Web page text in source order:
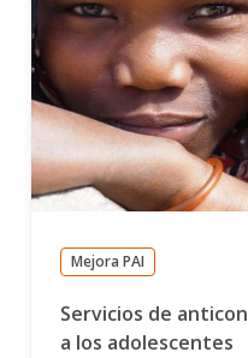
Mejora PAI
Servicios de
a los adolescentes